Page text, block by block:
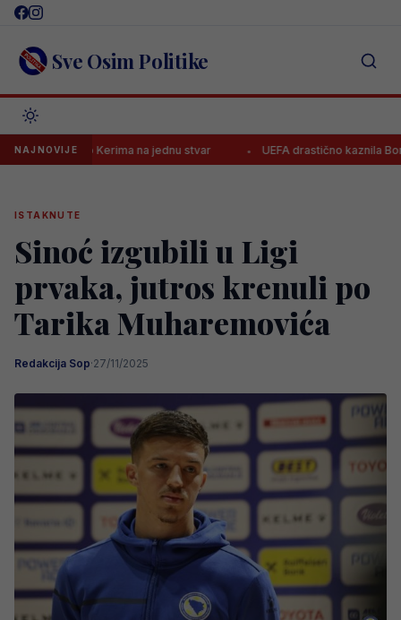
Skip
content Sve Osim Politike
NAJNOVIJE
Kerima na jednu stvar UEFA drastično kaznila Borac, evo
ISTAKNUTE
Sinoć izgubili u Ligi
prvaka, jutros krenuli po
Tarika Muharemovića
Redakcija Sop·27/11/2025